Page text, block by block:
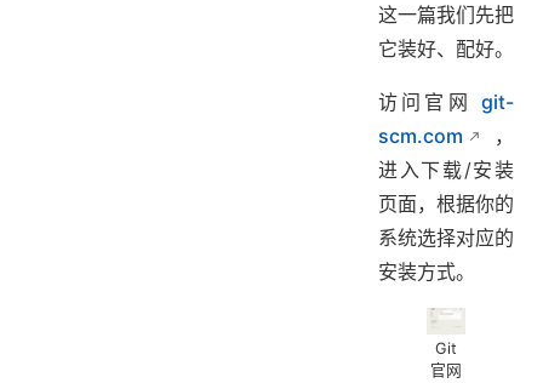
这一篇我们先把
它装好、配好。
访问官网 git-
scm.com
，
进入下载/安装
页面，根据你的
系统选择对应的
安装方式。
Git
官网